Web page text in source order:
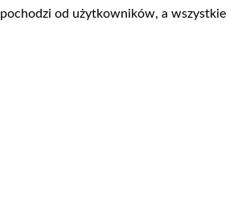
od użytkowników, a wszystkie